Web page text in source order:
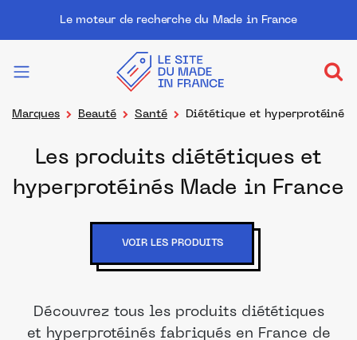
Le moteur de recherche du Made in France
Marques Beauté Santé Diététique et hyperprotéiné
Les produits diététiques et
hyperprotéinés Made in France
VOIR LES PRODUITS
Découvrez tous les produits diététiques
et hyperprotéinés fabriqués en France de